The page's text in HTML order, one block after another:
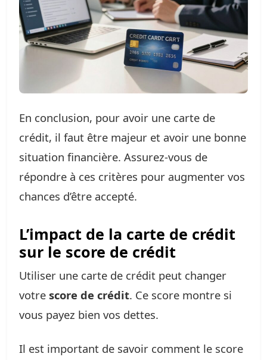
En conclusion, pour avoir une carte de
crédit, il faut être majeur et avoir une bonne
situation financière. Assurez-vous de
répondre à ces critères pour augmenter vos
chances d’être accepté.
L’impact de la carte de crédit
sur le score de crédit
Utiliser une carte de crédit peut changer
votre score de crédit. Ce score montre si
vous payez bien vos dettes.
Il est important de savoir comment le score